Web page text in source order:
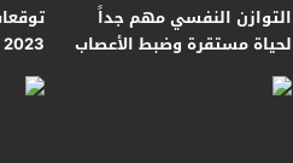
التوازن النفسي مهم جداً
لحياة مستقرة وضبط الأعصاب
مهارة وفن
2023